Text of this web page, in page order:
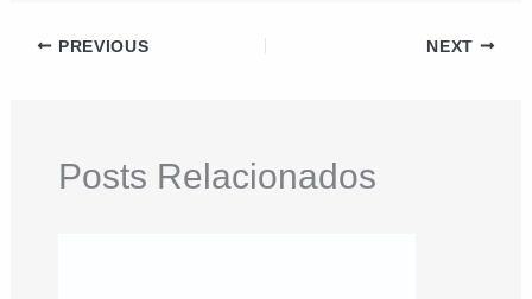
PREVIOUS NEXT
Posts Relacionados